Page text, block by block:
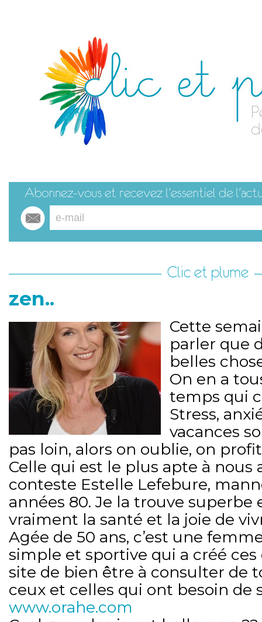
Clic et plume
zen..
Cette
parler que
belles
On en a
temps qui
Stress,
vacances
pas loin, alors on oublie, on
Celle qui est le plus apte à nous
conteste Estelle Lefebure,
années 80. Je la trouve superbe
vraiment la santé et la joie de
Agée de 50 ans, c’est une
simple et sportive qui a créé
site de bien être à consulter de
ceux et celles qui ont besoin de
www.orahe.com